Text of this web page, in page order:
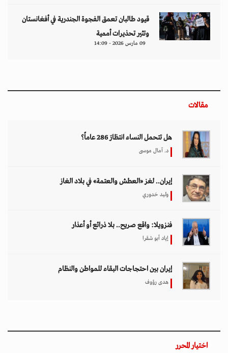
قيود طالبان تعمق الفجوة الجندرية في أفغانستان
وتثير تحذيرات أممية
09 مارس 2026 - 14:09
مقالات
هل تتحمل النساء انتظارَ 286 عاماً؟
د. آمال موسى
إيران.. لغز «العطش والعتمة» في بلاد الغاز
وليد خدوري
فنزويلا: واقع صريح.. بلا ذرائع أو أعذار
إياد أبو شقرا
إيران بين احتجاجات البقاء للمواطن والنظام
هدى رؤوف
اختيار المحرر